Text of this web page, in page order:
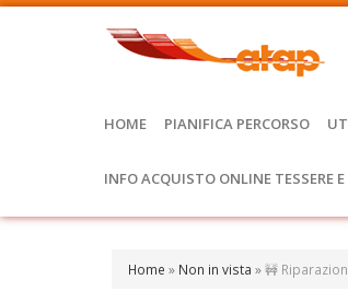
HOME PIANIFICA PERCORSO
INFO ACQUISTO ONLINE TESSERE
Home » Non in vista »🚧